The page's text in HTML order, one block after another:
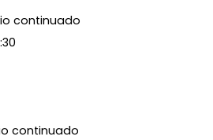
continuado
continuado